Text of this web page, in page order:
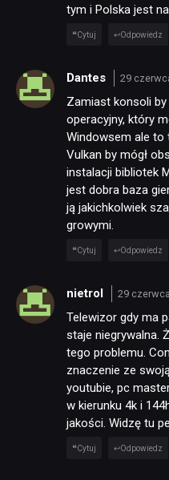
tym i Polska jest
Cytuj Odpowiedz
Dantes 29
Zamiast konsoli
operacyjny, który
Windowsem ale to
Vulkan by mógł
instalacji bibliotek
jest dobra baza
ją jakichkolwiek
growymi.
Cytuj Odpowiedz
nietrol 29
Telewizor gdy ma
staje niegrywalna.
tego problemu.
znaczenie ze
youtubie, pc
w kierunku 4k i
jakości. Widzę tu
Cytuj Odpowiedz